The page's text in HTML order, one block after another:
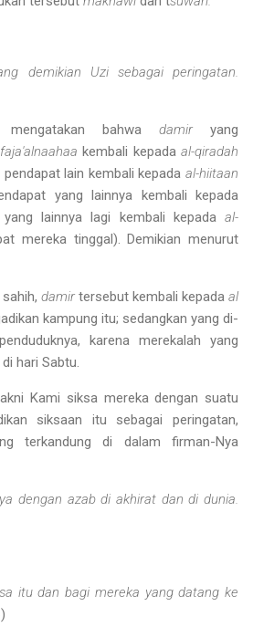
demikian Uzi sebagai peringatan.
mengatakan bahwa damir yang
faja'alnaahaa kembali kepada al-qiradah
lain kembali kepada al-hiitaan
yang lainnya kembali kepada
lainnya lagi kembali kepada al-
mereka tinggal). Demiki­an menurut
damirtersebut kembali kepada al­
kampung itu; sedangkan yang di­
karena merekalah yang
hari Sabtu.
Kami siksa mereka dengan suatu
siksaan itu sebagai peringatan,
terkandung di dalam firman-Nya
dengan azab di akhirat dan di dunia.
itu dan bagi mereka yang datang ke­